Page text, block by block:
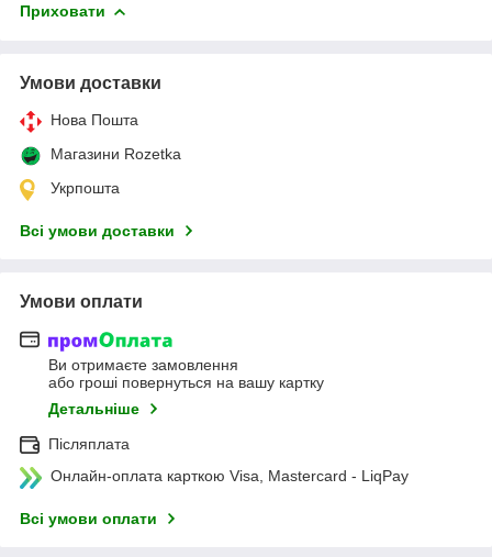
Приховати
Умови доставки
Нова Пошта
Магазини Rozetka
Укрпошта
Всі умови доставки
Умови оплати
Ви отримаєте замовлення
або гроші повернуться на вашу картку
Детальніше
Післяплата
Онлайн-оплата карткою Visa, Mastercard - LiqPay
Всі умови оплати